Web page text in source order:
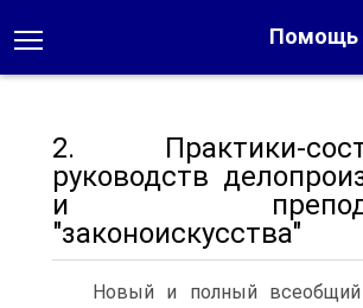
Помощь
2. Практики-
руководств
и
"законоискусства"
Новый и полный всеобщий